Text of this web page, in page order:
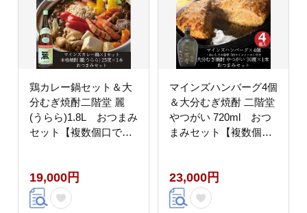
鶏カレー鍋セット＆大
分むぎ焼酎二階堂 麗
(うらら)1.8L おつまみ
セット【複数個口で配
19,000円
マインズハンバーグ4個
＆大分むぎ焼酎 二階堂
やつがい 720ml おつ
まみセット【複数個口
23,000円